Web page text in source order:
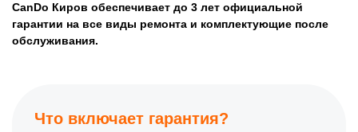
CanDo Киров обеспечивает до 3 лет официальной
гарантии на все виды ремонта и комплектующие после
обслуживания.
Что включает гарантия?